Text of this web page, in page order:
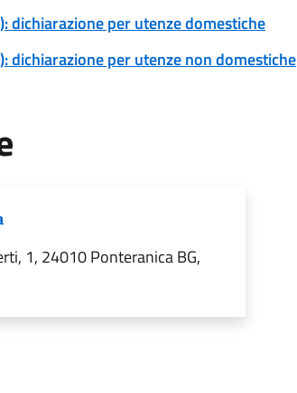
dichiarazione per utenze domestiche
dichiarazione per utenze non domestiche
1, 24010 Ponteranica BG,